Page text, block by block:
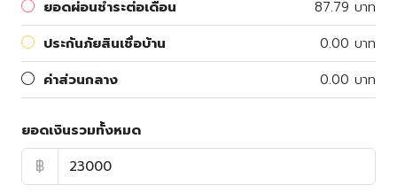
ยอดผ่อนชำระต่อเดือน
87.79 บาท
ประกันภัยสินเชื่อบ้าน
0.00 บาท
ค่าส่วนกลาง
0.00 บาท
ยอดเงินรวมทั้งหมด
฿